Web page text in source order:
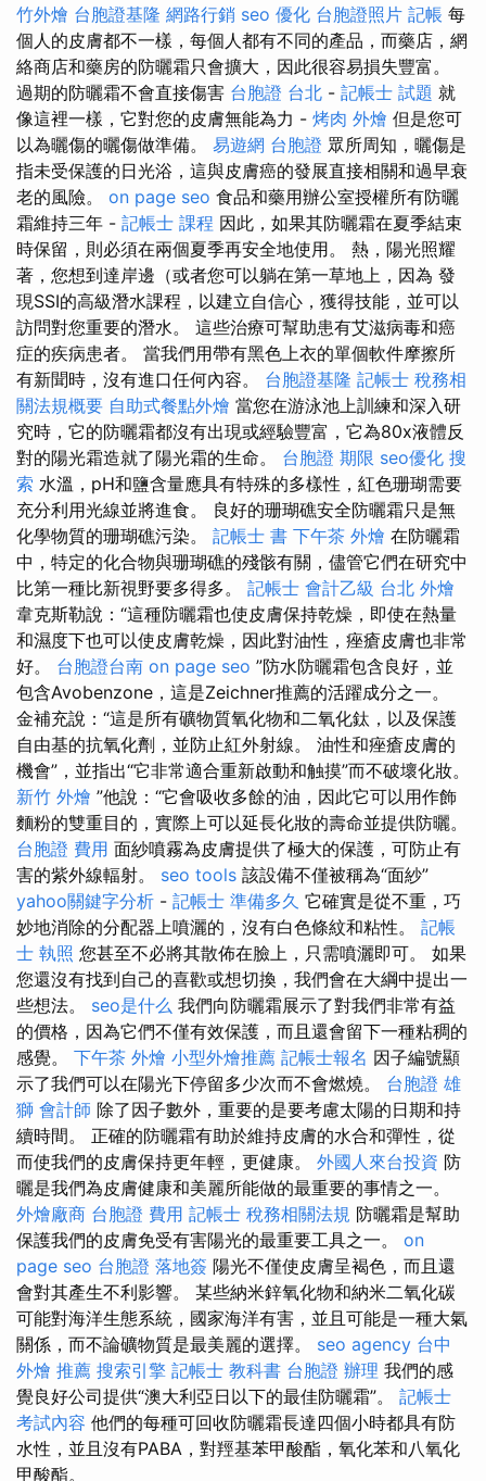
竹外燴 台胞證基隆 網路行銷 seo 優化 台胞證照片 記帳 每
個人的皮膚都不一樣，每個人都有不同的產品，而藥店，網
絡商店和藥房的防曬霜只會擴大，因此很容易損失豐富。
過期的防曬霜不會直接傷害 台胞證 台北 - 記帳士 試題 就
像這裡一樣，它對您的皮膚無能為力 - 烤肉 外燴 但是您可
以為曬傷的曬傷做準備。 易遊網 台胞證 眾所周知，曬傷是
指未受保護的日光浴，這與皮膚癌的發展直接相關和過早衰
老的風險。 on page seo 食品和藥用辦公室授權所有防曬
霜維持三年 - 記帳士 課程 因此，如果其防曬霜在夏季結束
時保留，則必須在兩個夏季再安全地使用。 熱，陽光照耀
著，您想到達岸邊（或者您可以躺在第一草地上，因為 發
現SSI的高級潛水課程，以建立自信心，獲得技能，並可以
訪問對您重要的潛水。 這些治療可幫助患有艾滋病毒和癌
症的疾病患者。 當我們用帶有黑色上衣的單個軟件摩擦所
有新聞時，沒有進口任何內容。 台胞證基隆 記帳士 稅務相
關法規概要 自助式餐點外燴 當您在游泳池上訓練和深入研
究時，它的防曬霜都沒有出現或經驗豐富，它為80x液體反
對的陽光霜造就了陽光霜的生命。 台胞證 期限 seo優化 搜
索 水溫，pH和鹽含量應具有特殊的多樣性，紅色珊瑚需要
充分利用光線並將進食。 良好的珊瑚礁安全防曬霜只是無
化學物質的珊瑚礁污染。 記帳士 書 下午茶 外燴 在防曬霜
中，特定的化合物與珊瑚礁的殘骸有關，儘管它們在研究中
比第一種比新視野要多得多。 記帳士 會計乙級 台北 外燴
韋克斯勒說：“這種防曬霜也使皮膚保持乾燥，即使在熱量
和濕度下也可以使皮膚乾燥，因此對油性，痤瘡皮膚也非常
好。 台胞證台南 on page seo ”防水防曬霜包含良好，並
包含Avobenzone，這是Zeichner推薦的活躍成分之一。
金補充說：“這是所有礦物質氧化物和二氧化鈦，以及保護
自由基的抗氧化劑，並防止紅外射線。 油性和痤瘡皮膚的
機會”，並指出“它非常適合重新啟動和触摸”而不破壞化妝。
新竹 外燴 ”他說：“它會吸收多餘的油，因此它可以用作飾
麵粉的雙重目的，實際上可以延長化妝的壽命並提供防曬。
台胞證 費用 面紗噴霧為皮膚提供了極大的保護，可防止有
害的紫外線輻射。 seo tools 該設備不僅被稱為“面紗”
yahoo關鍵字分析 - 記帳士 準備多久 它確實是從不重，巧
妙地消除的分配器上噴灑的，沒有白色條紋和粘性。 記帳
士 執照 您甚至不必將其散佈在臉上，只需噴灑即可。 如果
您還沒有找到自己的喜歡或想切換，我們會在大綱中提出一
些想法。 seo是什么 我們向防曬霜展示了對我們非常有益
的價格，因為它們不僅有效保護，而且還會留下一種粘稠的
感覺。 下午茶 外燴 小型外燴推薦 記帳士報名 因子編號顯
示了我們可以在陽光下停留多少次而不會燃燒。 台胞證 雄
獅 會計師 除了因子數外，重要的是要考慮太陽的日期和持
續時間。 正確的防曬霜有助於維持皮膚的水合和彈性，從
而使我們的皮膚保持更年輕，更健康。 外國人來台投資 防
曬是我們為皮膚健康和美麗所能做的最重要的事情之一。
外燴廠商 台胞證 費用 記帳士 稅務相關法規 防曬霜是幫助
保護我們的皮膚免受有害陽光的最重要工具之一。 on
page seo 台胞證 落地簽 陽光不僅使皮膚呈褐色，而且還
會對其產生不利影響。 某些納米鋅氧化物和納米二氧化碳
可能對海洋生態系統，國家海洋有害，並且可能是一種大氣
關係，而不論礦物質是最美麗的選擇。 seo agency 台中
外燴 推薦 搜索引擎 記帳士 教科書 台胞證 辦理 我們的感
覺良好公司提供“澳大利亞日以下的最佳防曬霜”。 記帳士
考試內容 他們的每種可回收防曬霜長達四個小時都具有防
水性，並且沒有PABA，對羥基苯甲酸酯，氧化苯和八氧化
甲酸酯。